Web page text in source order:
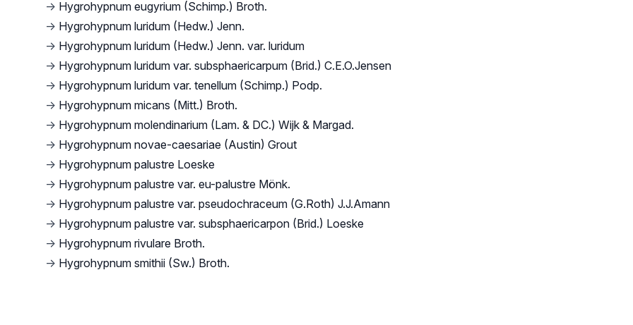
→ Hygrohypnum eugyrium (Schimp.) Broth.
→ Hygrohypnum luridum (Hedw.) Jenn.
→ Hygrohypnum luridum (Hedw.) Jenn. var. luridum
→ Hygrohypnum luridum var. subsphaericarpum (Brid.) C.E.O.Jensen
→ Hygrohypnum luridum var. tenellum (Schimp.) Podp.
→ Hygrohypnum micans (Mitt.) Broth.
→ Hygrohypnum molendinarium (Lam. & DC.) Wijk & Margad.
→ Hygrohypnum novae-caesariae (Austin) Grout
→ Hygrohypnum palustre Loeske
→ Hygrohypnum palustre var. eu-palustre Mönk.
→ Hygrohypnum palustre var. pseudochraceum (G.Roth) J.J.Amann
→ Hygrohypnum palustre var. subsphaericarpon (Brid.) Loeske
→ Hygrohypnum rivulare Broth.
→ Hygrohypnum smithii (Sw.) Broth.